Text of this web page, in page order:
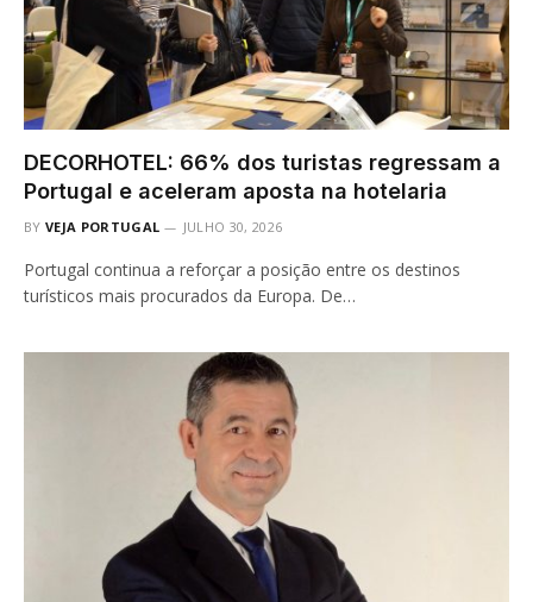
DECORHOTEL: 66% dos turistas regressam a
Portugal e aceleram aposta na hotelaria
BY VEJA PORTUGAL JULHO 30, 2026
Portugal continua a reforçar a posição entre os destinos
turísticos mais procurados da Europa. De…